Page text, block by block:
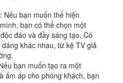
Nếu bạn muốn thể hiện
bạn có thể chọn một
đáo và đầy sáng tạo. Có
khác nhau, từ kệ TV giả
bạn muốn tạo ra một
ấm áp cho phòng khách, bạn